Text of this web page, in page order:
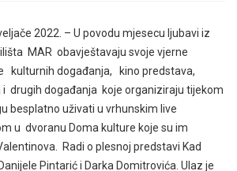
2022. – U povodu mjesecu ljubavi iz
MAR obavještavaju svoje vjerne
kulturnih događanja, kino predstava,
i drugih događanja koje organiziraju tijekom
besplatno uživati u vrhunskim live
u dvoranu Doma kulture koje su im
Radi o plesnoj predstavi Kad
Pintarić i Darka Domitrovića. Ulaz je